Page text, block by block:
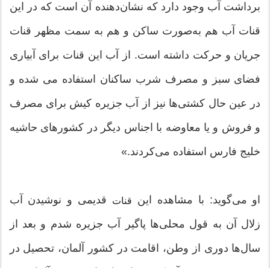
برداشت آب وجود دارد كه نشان‌دهنده آن است كه در این
قنات آب هم به‌صورت ساكن و هم به سمت مظهر قنات
جریان و حركت داشته است. از آب این قنات برای آبیاری
فضای سبز و مصرف شرب ساكنان استفاده می شده و
در عین حال كشتی‌ها نیز از آب جزیره كیش برای مصرف
و فروش و یا معاوضه با اجناس دیگر در كشورهای حاشیه
خلیج فارس استفاده می‌كردند.»
او می‌گوید: با مشاهده این قنات
قدیمی و نوشیدن آب
زلال آن به قول محلی‌ها پاگیر آب جزیره شدم و بعد از
سال‌ها دوری از وطن، اقامت در كشور آلمان، تحصیل در